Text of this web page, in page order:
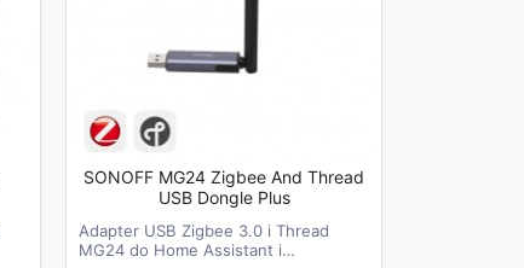
SONOFF MG24 Zigbee And Thread
USB Dongle Plus
Adapter USB Zigbee 3.0 i Thread
MG24 do Home Assistant i